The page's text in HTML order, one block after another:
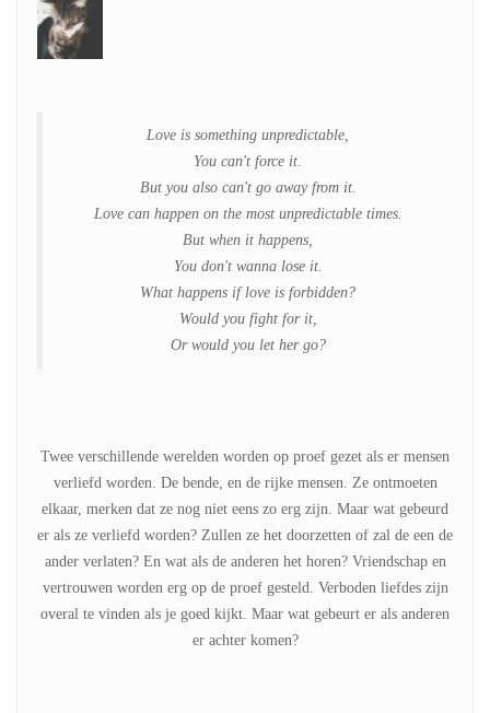
Love is something unpredictable,
You can't force it.
But you also can't go away from it.
Love can happen on the most unpredictable times.
But when it happens,
You don't wanna lose it.
What happens if love is forbidden?
Would you fight for it,
Or would you let her go?
Twee verschillende werelden worden op proef gezet als er mensen
verliefd worden. De bende, en de rijke mensen. Ze ontmoeten
elkaar, merken dat ze nog niet eens zo erg zijn. Maar wat gebeurd
er als ze verliefd worden? Zullen ze het doorzetten of zal de een de
ander verlaten? En wat als de anderen het horen? Vriendschap en
vertrouwen worden erg op de proef gesteld. Verboden liefdes zijn
overal te vinden als je goed kijkt. Maar wat gebeurt er als anderen
er achter komen?